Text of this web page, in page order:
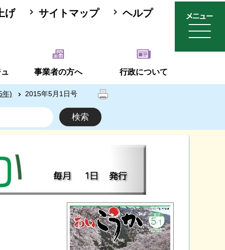
げ サイトマップ ヘルプ
事業者の方へ 行政について
年) 2015年5月1日号